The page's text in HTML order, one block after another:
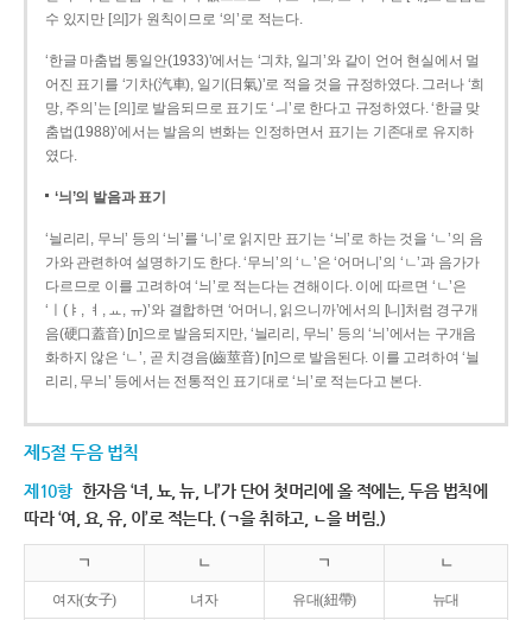
수 있지만 [의]가 원칙이므로 ‘의’로 적는다.
‘한글 마춤법 통일안(1933)’에서는 ‘긔챠, 일긔’와 같이 언어 현실에서 멀
어진 표기를 ‘기차(汽車), 일기(日氣)’로 적을 것을 규정하였다. 그러나 ‘희
망, 주의’는 [의]로 발음되므로 표기도 ‘ㅢ’로 한다고 규정하였다. ‘한글 맞
춤법(1988)’에서는 발음의 변화는 인정하면서 표기는 기존대로 유지하
였다.
‘늬’의 발음과 표기
‘늴리리, 무늬’ 등의 ‘늬’를 ‘니’로 읽지만 표기는 ‘늬’로 하는 것을 ‘ㄴ’의 음
가와 관련하여 설명하기도 한다. ‘무늬’의 ‘ㄴ’은 ‘어머니’의 ‘ㄴ’과 음가가
다르므로 이를 고려하여 ‘늬’로 적는다는 견해이다. 이에 따르면 ‘ㄴ’은
‘ㅣ(ㅑ, ㅕ, ㅛ, ㅠ)’와 결합하면 ‘어머니, 읽으니까’에서의 [니]처럼 경구개
음(硬口蓋音) [ɲ]으로 발음되지만, ‘늴리리, 무늬’ 등의 ‘늬’에서는 구개음
화하지 않은 ‘ㄴ’, 곧 치경음(齒莖音) [n]으로 발음된다. 이를 고려하여 ‘늴
리리, 무늬’ 등에서는 전통적인 표기대로 ‘늬’로 적는다고 본다.
제5절 두음 법칙
제10항 한자음 ‘녀, 뇨, 뉴, 니’가 단어 첫머리에 올 적에는, 두음 법칙에
따라 ‘여, 요, 유, 이’로 적는다. (ㄱ을 취하고, ㄴ을 버림.)
ㄱ ㄴ ㄱ ㄴ
여자(女子) 녀자 유대(紐帶) 뉴대